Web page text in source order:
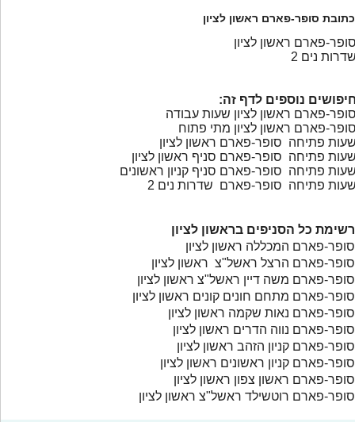
כתובת סופר-פארם ראשון לציון
פארם ראשון לציון
נים 2
נוספים לדף זה:
פארם ראשון לציון שעות עבודה
פארם ראשון לציון מתי פתוח
פתיחה סופר-פארם ראשון לציון
פתיחה סופר-פארם סניף ראשון לציון
פתיחה סופר-פארם סניף קניון ראשונים
פתיחה סופר-פארם שדרות נים 2
רשימת כל הסניפים בראשון לציון
סופר-פארם המכללה ראשון לציון
סופר-פארם הרצל ראשל"צ ראשון לציון
סופר-פארם משה דיין ראשל"צ ראשון לציון
סופר-פארם מתחם חונים קונים ראשון לציון
סופר-פארם נאות שקמה ראשון לציון
סופר-פארם נווה הדרים ראשון לציון
סופר-פארם קניון הזהב ראשון לציון
סופר-פארם קניון ראשונים ראשון לציון
סופר-פארם ראשון צפון ראשון לציון
סופר-פארם רוטשילד ראשל"צ ראשון לציון